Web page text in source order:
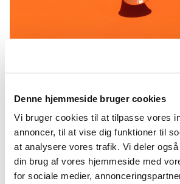
Denne hjemmeside bruger cookies
Vi bruger cookies til at tilpasse vores
annoncer, til at vise dig funktioner til
at analysere vores trafik. Vi deler
din brug af vores hjemmeside med
for sociale medier,
Referat 11-05-23
https://api2.churchdesk.com/fi...